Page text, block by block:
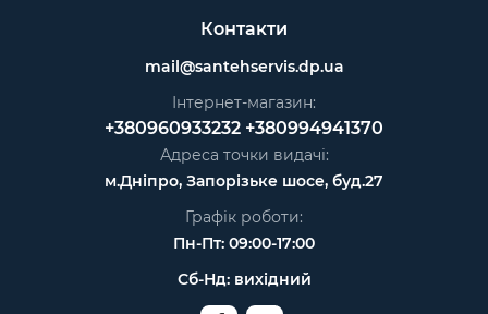
Контакти
mail@santehservis.dp.ua
Інтернет-магазин:
+380960933232 +380994941370
Адреса точки видачі:
м.Дніпро, Запорізьке шосе, буд.27
Графік роботи:
Пн-Пт: 09:00-17:00
Сб-Нд: вихідний